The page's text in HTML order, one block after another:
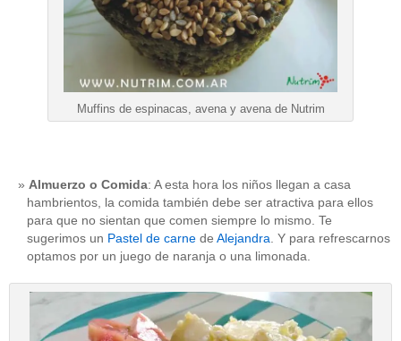
Muffins de espinacas, avena y avena de Nutrim
Almuerzo o Comida: A esta hora los niños llegan a casa
hambrientos, la comida también debe ser atractiva para ellos
para que no sientan que comen siempre lo mismo. Te
sugerimos un Pastel de carne de Alejandra . Y para refrescarnos
optamos por un juego de naranja o una limonada.